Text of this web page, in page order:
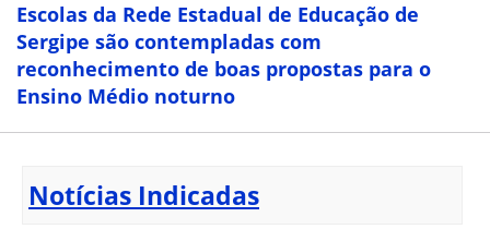
Escolas da Rede Estadual de Educação de
Sergipe são contempladas com
reconhecimento de boas propostas para o
Ensino Médio noturno
Notícias Indicadas